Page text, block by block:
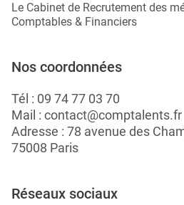
Le Cabinet de Recrutement des
Comptables & Financiers
Nos coordonnées
Tél : 09 74 77 03 70
Mail : contact@comptalents.fr
Adresse : 78 avenue des
75008 Paris
Réseaux sociaux